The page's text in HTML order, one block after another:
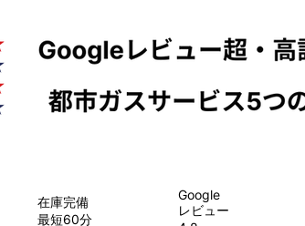
在庫完備
最短60分
Google
レビュー